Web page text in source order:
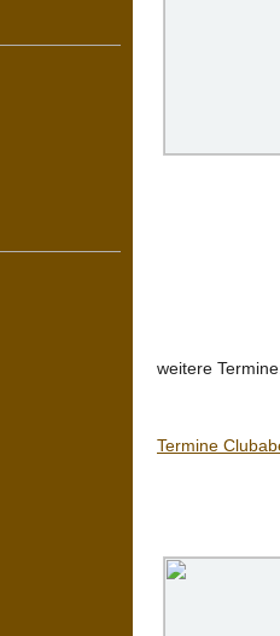
weitere
Termine